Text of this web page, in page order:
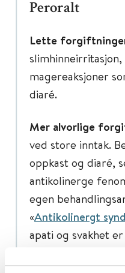
Peroralt
Lette
magereaksjoner
diaré.
Mer alvorlige
ved store inntak.
oppkast og diaré,
antikolinerge
egen
«Antikolinergt
apati og svakhet